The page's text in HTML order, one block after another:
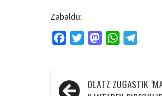
Zabaldu:
FacebookTwitterMastodonWhatsApp
Bidalketetan
OLATZ ZUGASTIK